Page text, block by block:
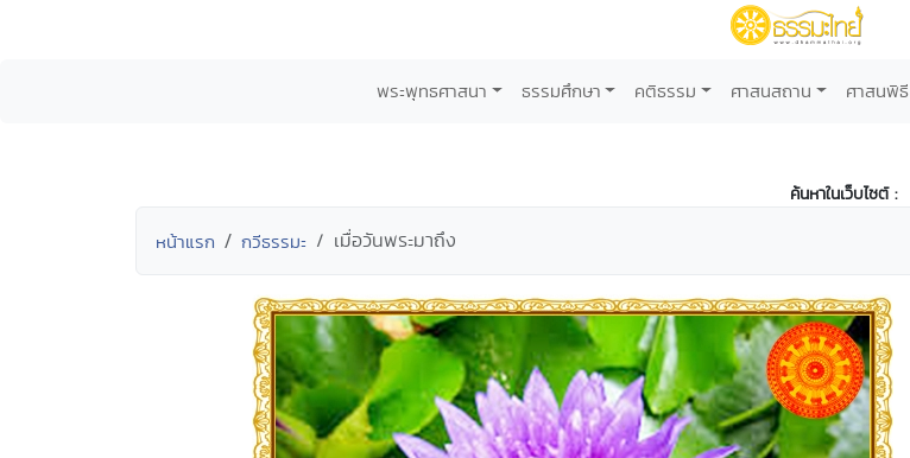
พระพุทธศาสนา ธรรมศึกษา คติธรรม ศาสนสถาน ศาสนพิธี
ค้นหาในเว็บไซต์ :
หน้าแรก กวีธรรมะ เมื่อวันพระมาถึง